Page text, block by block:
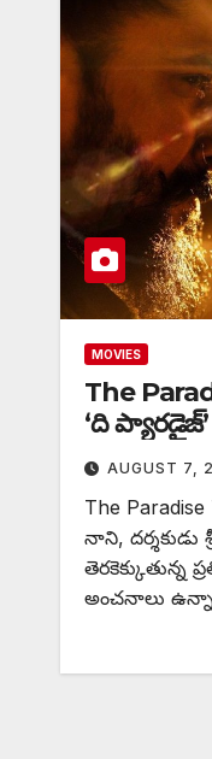
MOVIES
The
‘ది
AUGUST 7,
The
నాని,
తెరకెక్కుతున్న
అంచనాలు